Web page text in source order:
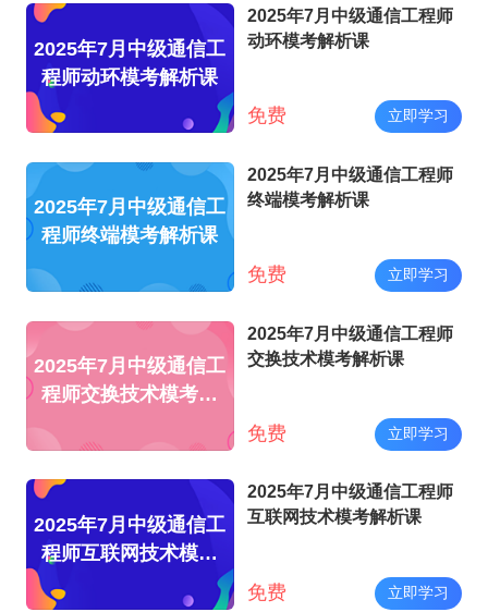
2025年7月中级通信工
程师动环模考解析课
2025年7月中级通信工程师
动环模考解析课
免费 立即学习
2025年7月中级通信工
程师终端模考解析课
2025年7月中级通信工程师
终端模考解析课
免费 立即学习
2025年7月中级通信工
程师交换技术模考解
2025年7月中级通信工程师
交换技术模考解析课
免费 立即学习
2025年7月中级通信工
程师互联网技术模考
2025年7月中级通信工程师
互联网技术模考解析课
免费 立即学习